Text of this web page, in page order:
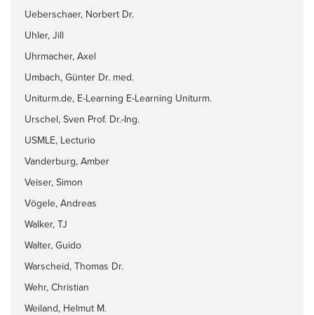
Ueberschaer, Norbert Dr.
Uhler, Jill
Uhrmacher, Axel
Umbach, Günter Dr. med.
Uniturm.de, E-Learning E-Learning Uniturm.
Urschel, Sven Prof. Dr.-Ing.
USMLE, Lecturio
Vanderburg, Amber
Veiser, Simon
Vögele, Andreas
Walker, TJ
Walter, Guido
Warscheid, Thomas Dr.
Wehr, Christian
Weiland, Helmut M.